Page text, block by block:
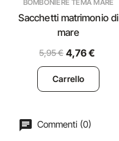
BOMBONIERE TEMA MARE
Sacchetti matrimonio di
mare
5,95 € 4,76 €
Carrello
Commenti (0)